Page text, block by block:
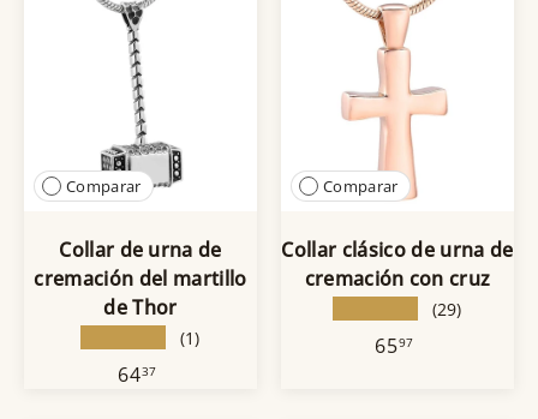
Comparar
Collar de urna de
cremación del martillo
de Thor
(1)
6437
Comparar
Collar clásico de urna de
cremación con cruz
(29)
6597